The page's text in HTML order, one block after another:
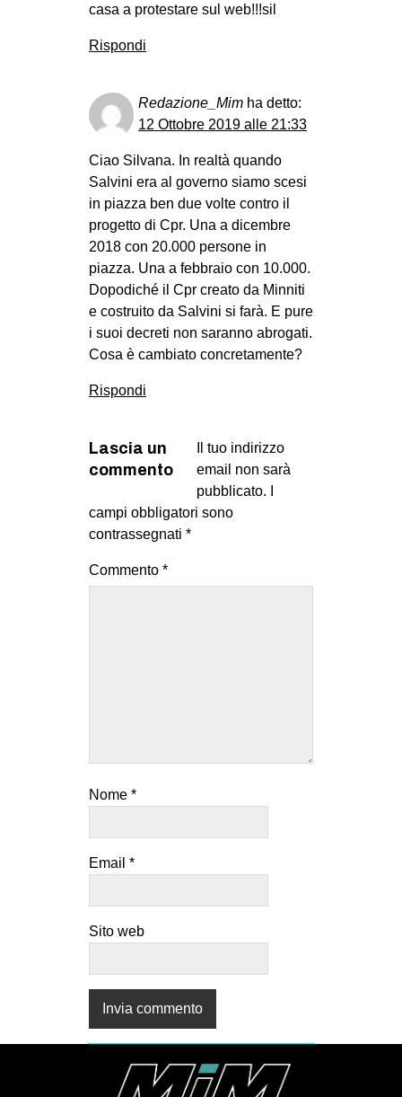
casa a protestare sul web!!!sil
Rispondi
Redazione_Mim ha detto:
12 Ottobre 2019 alle 21:33
Ciao Silvana. In realtà quando
Salvini era al governo siamo scesi
in piazza ben due volte contro il
progetto di Cpr. Una a dicembre
2018 con 20.000 persone in
piazza. Una a febbraio con 10.000.
Dopodiché il Cpr creato da Minniti
e costruito da Salvini si farà. E pure
i suoi decreti non saranno abrogati.
Cosa è cambiato concretamente?
Rispondi
Lascia un
commento
Il tuo indirizzo
email non sarà
pubblicato.
campi obbligatori sono
contrassegnati *
Commento *
Nome *
Email *
Sito web